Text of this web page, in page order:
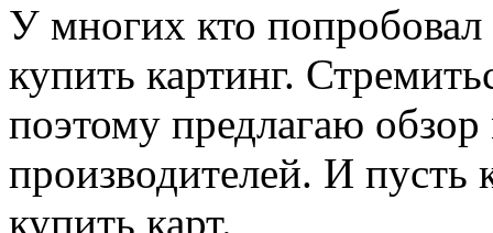
У многих кто попробовал
купить картинг.
поэтому предлагаю
производителей. И
купить карт.